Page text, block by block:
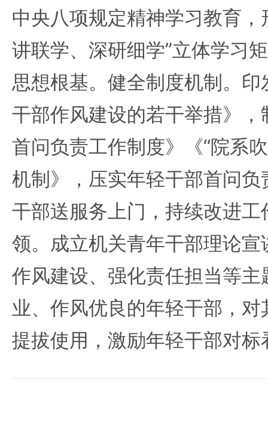
中央八项规定精神学习教育，
讲联学、深研细学”立体学习
思想根基。健全制度机制。
干部作风建设的若干举措》
首问负责工作制度》《“院系
机制》，压实年轻干部首问
干部送服务上门，持续改进
领。成立机关青年干部理论
作风建设、强化责任担当等
业、作风优良的年轻干部，
提拔使用，激励年轻干部对